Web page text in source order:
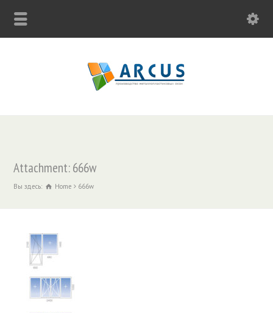
Attachment: 666w
Вы здесь: Home 666w